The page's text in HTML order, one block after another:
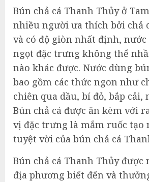
Bún chả cá Thanh Thủy ở
nhiều người ưa thích bởi chả
và có độ giòn nhất định,
ngọt đặc trưng không thể
nào khác được. Nước dùng
bao gồm các thức ngon như
chiên qua dầu, bí đỏ, bắp cải,
Bún chả cá được ăn kèm với
vị đặc trưng là mắm ruốc tạo
tuyệt vời của bún chả cá
Bún chả cá Thanh Thủy
địa phương biết đến và